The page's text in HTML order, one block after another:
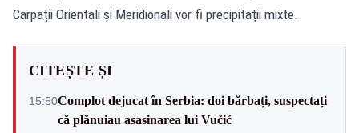
Carpații Orientali și Meridionali vor fi precipitații mixte.
CITEȘTE ȘI
15:50Complot dejucat în Serbia: doi bărbați, suspectați
că plănuiau asasinarea lui Vučić